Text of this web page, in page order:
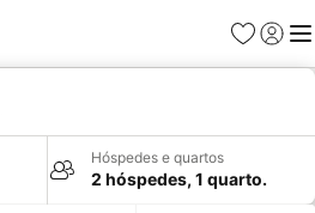
Favoritos
Iniciar
Hóspedes e quartos
2 hóspedes, 1 quarto.